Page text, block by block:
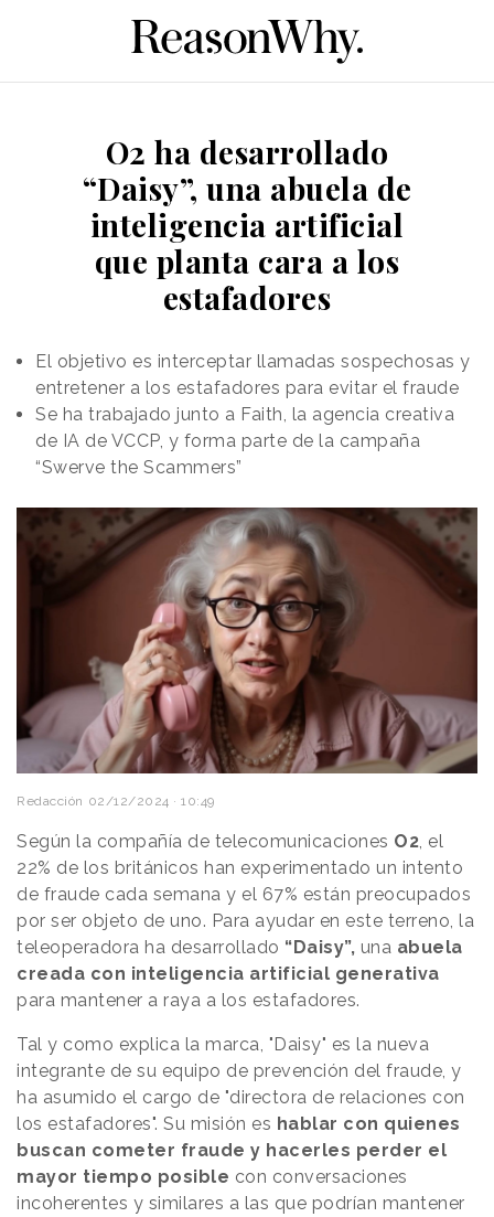
O2 ha desarrollado
“Daisy”, una abuela de
inteligencia artificial
que planta cara a los
estafadores
El objetivo es interceptar llamadas sospechosas y
entretener a los estafadores para evitar el fraude
Se ha trabajado junto a Faith, la agencia creativa
de IA de VCCP, y forma parte de la campaña
“Swerve the Scammers”
Redacción 02/12/2024 · 10:49
Según la compañía de telecomunicaciones O2 , el
22% de los británicos han experimentado un intento
de fraude cada semana y el 67% están preocupados
por ser objeto de uno. Para ayudar en este terreno, la
teleoperadora ha desarrollado “Daisy”, una abuela
creada con inteligencia artificial generativa
para mantener a raya a los estafadores.
Tal y como explica la marca, "Daisy" es la nueva
integrante de su equipo de prevención del fraude, y
ha asumido el cargo de "directora de relaciones con
los estafadores". Su misión es hablar con quienes
buscan cometer fraude y hacerles perder el
mayor tiempo posible con conversaciones
incoherentes y similares a las que podrían mantener